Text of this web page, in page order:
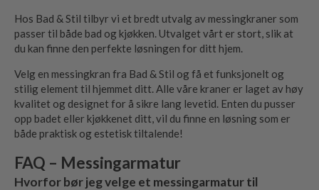
Hos Bad & Stil tilbyr vi et bredt utvalg av messingkraner som
passer til både bad og kjøkken. Utvalget vårt er stort, slik at
du kan finne den perfekte løsningen for ditt hjem.
Velg en messingkran fra Bad & Stil og få et funksjonelt og
stilig element til hjemmet ditt. Alle våre kraner er laget av høy
kvalitet og designet for å sikre lang levetid. Enten du pusser
opp badet eller kjøkkenet ditt, vil du finne en løsning som er
både praktisk og estetisk tiltalende!
FAQ – Messingarmatur
Hvorfor bør jeg velge et messingarmatur til